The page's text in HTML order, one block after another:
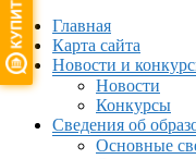
МенюГлавная
Карта сайта
Новости и
Новости
Конкурсы
Сведения об
Основные